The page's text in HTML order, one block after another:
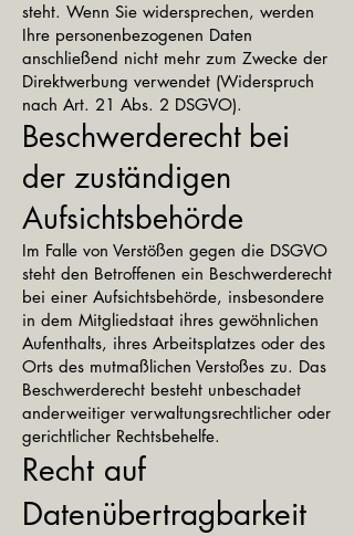
steht. Wenn Sie widersprechen, werden
Ihre personenbezogenen Daten
anschließend nicht mehr zum Zwecke der
Direktwerbung verwendet (Widerspruch
nach Art. 21 Abs. 2 DSGVO).
Beschwerderecht bei
der zuständigen
Aufsichtsbehörde
Im Falle von Verstößen gegen die DSGVO
steht den Betroffenen ein Beschwerderecht
bei einer Aufsichtsbehörde, insbesondere
in dem Mitgliedstaat ihres gewöhnlichen
Aufenthalts, ihres Arbeitsplatzes oder des
Orts des mutmaßlichen Verstoßes zu. Das
Beschwerderecht besteht unbeschadet
anderweitiger verwaltungsrechtlicher oder
gerichtlicher Rechtsbehelfe.
Recht auf
Datenübertragbarkeit